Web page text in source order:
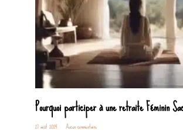
Pourquoi participer à une retraite Féminin
27 août 2024 Aucun commentaire